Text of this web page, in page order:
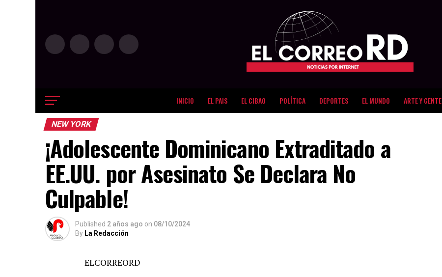
INICIO EL PAIS EL CIBAO POLÍTICA DEPORTES EL MUNDO ARTE Y GENTE
NEW YORK
¡Adolescente Dominicano Extraditado a
EE.UU. por Asesinato Se Declara No
Culpable!
Published 2 años ago on 08/10/2024
By La Redacción
ELCORREORD